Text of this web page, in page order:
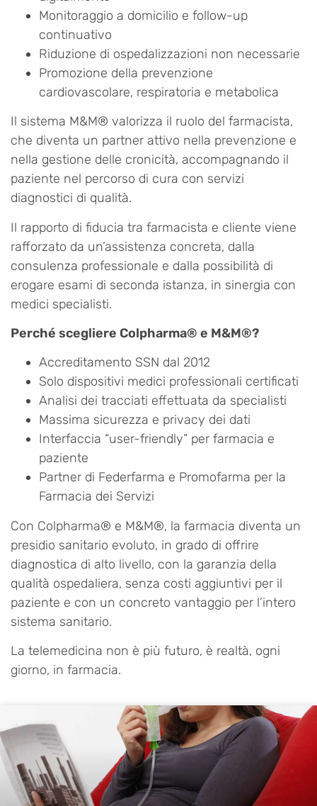
Monitoraggio a domicilio e follow-up
continuativo
Riduzione di ospedalizzazioni non necessarie
Promozione della prevenzione
cardiovascolare, respiratoria e metabolica
Il sistema M&M® valorizza il ruolo del farmacista,
che diventa un partner attivo nella prevenzione e
nella gestione delle cronicità, accompagnando il
paziente nel percorso di cura con servizi
diagnostici di qualità.
Il rapporto di fiducia tra farmacista e cliente viene
rafforzato da un’assistenza concreta, dalla
consulenza professionale e dalla possibilità di
erogare esami di seconda istanza, in sinergia con
medici specialisti.
Perché scegliere Colpharma® e M&M®?
Accreditamento SSN dal 2012
Solo dispositivi medici professionali certificati
Analisi dei tracciati effettuata da specialisti
Massima sicurezza e privacy dei dati
Interfaccia “user-friendly” per farmacia e
paziente
Partner di Federfarma e Promofarma per la
Farmacia dei Servizi
Con Colpharma® e M&M®, la farmacia diventa un
presidio sanitario evoluto, in grado di offrire
diagnostica di alto livello, con la garanzia della
qualità ospedaliera, senza costi aggiuntivi per il
paziente e con un concreto vantaggio per l’intero
sistema sanitario.
La telemedicina non è più futuro, è realtà, ogni
giorno, in farmacia.